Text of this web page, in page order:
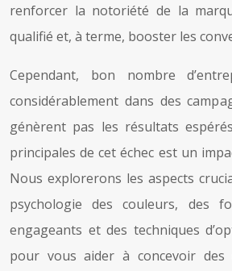
renforcer la notoriété de la
qualifié et, à terme, booster les
Cependant, bon nombre
considérablement dans des
génèrent pas les résultats
principales de cet échec est un
Nous explorerons les aspects
psychologie des couleurs, des
engageants et des techniques
pour vous aider à concevoir des